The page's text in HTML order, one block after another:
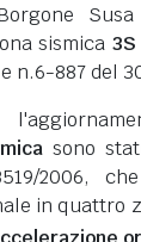
sismica 3S
n.6-887 del
sono
2006,
in quattro